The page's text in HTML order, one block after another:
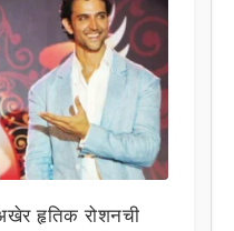
हृतिक रोशनची